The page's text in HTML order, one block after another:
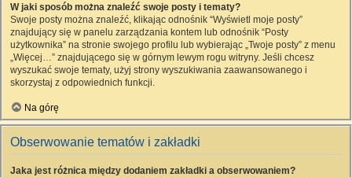
W jaki sposób można znaleźć swoje posty i tematy?
Swoje posty można znaleźć, klikając odnośnik “Wyświetl moje posty”
znajdujący się w panelu zarządzania kontem lub odnośnik “Posty
użytkownika” na stronie swojego profilu lub wybierając „Twoje posty” z menu
„Więcej…” znajdującego się w górnym lewym rogu witryny. Jeśli chcesz
wyszukać swoje tematy, użyj strony wyszukiwania zaawansowanego i
skorzystaj z odpowiednich funkcji.
Na górę
Obserwowanie tematów i zakładki
Jaka jest różnica między dodaniem zakładki a obserwowaniem?